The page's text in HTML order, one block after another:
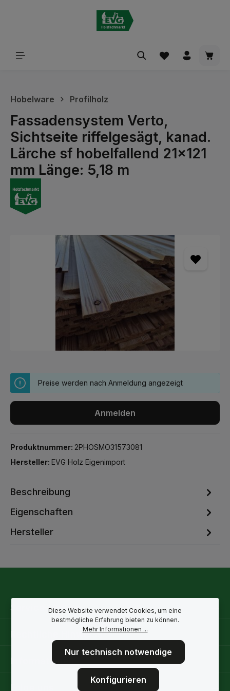
Hobelware Profilholz
Fassadensystem Verto,
Sichtseite riffelgesägt, kanad.
Lärche sf hobelfallend 21x121
mm Länge: 5,18 m
Bildergalerie überspringen
Preise werden nach Anmeldung angezeigt
Anmelden
Produktnummer: 2PHOSMO31573081
Hersteller: EVG Holz Eigenimport
Beschreibung
Eigenschaften
Hersteller
Service-Hotline
Rechtliche Hinweise
Informationen
Folge uns
Diese Website verwendet Cookies, um eine
bestmögliche Erfahrung bieten zu können.
Mehr Informationen ...
Nur technisch notwendige
Konfigurieren